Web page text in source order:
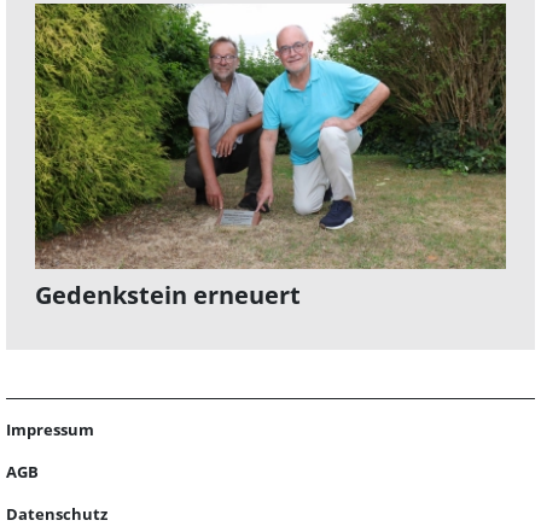
Gedenkstein erneuert
Impressum
AGB
Datenschutz